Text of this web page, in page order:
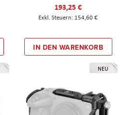
193,25 €
154,60 €
IN DEN WARENKORB
NEU